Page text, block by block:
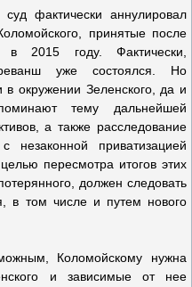
фактически аннулировал
принятые после
в 2015 году. Фактически,
уже состоялся. Но
окружении Зеленского, да и
тему дальнейшей
а также расследование
незаконной приватизацией
пересмотра итогов этих
должен следовать
в том числе и путем нового
Коломойскому нужна
и зависимые от нее